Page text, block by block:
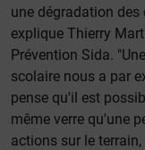
une dégradation
explique Thierry
Prévention Sida.
scolaire nous a par
pense qu'il est
même verre qu'une
actions sur le